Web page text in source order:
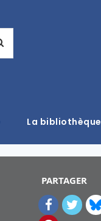
La bibliothèque
PARTAGER